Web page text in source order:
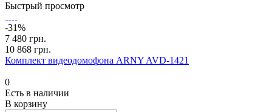
Быстрый просмотр
-31%
7 480 грн.
10 868 грн.
Комплект видеодомофона ARNY AVD-1421
0
Есть в наличии
В корзину